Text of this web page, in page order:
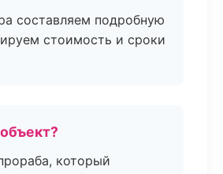
составляем подробную
стоимость и сроки
который